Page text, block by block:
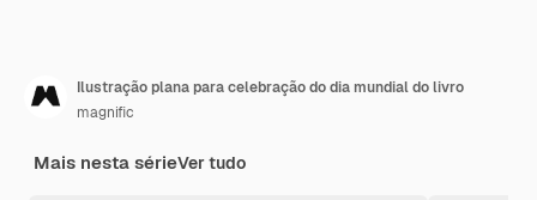
Ilustração plana para celebração do dia mundial do livro
magnific
Mais nesta sérieVer tudo